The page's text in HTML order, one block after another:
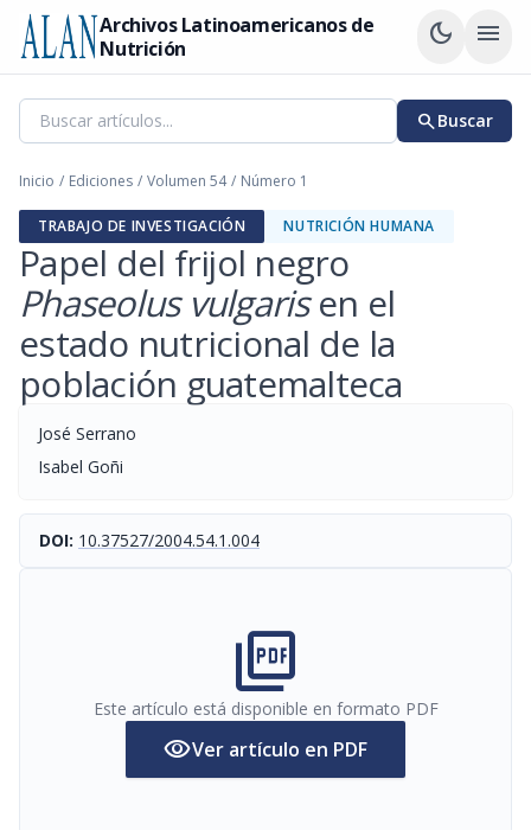
Archivos Latinoamericanos de
Nutrición
dark_mode menu
searchBuscar
Inicio / Ediciones / Volumen 54 / Número 1
TRABAJO DE INVESTIGACIÓN NUTRICIÓN HUMANA
Papel del frijol negro
Phaseolus vulgarisen el
estado nutricional de la
población guatemalteca
José Serrano
Isabel Goñi
DOI: 10.37527/2004.54.1.004
picture_as_pdf
Este artículo está disponible en formato PDF
visibilityVer artículo en PDF